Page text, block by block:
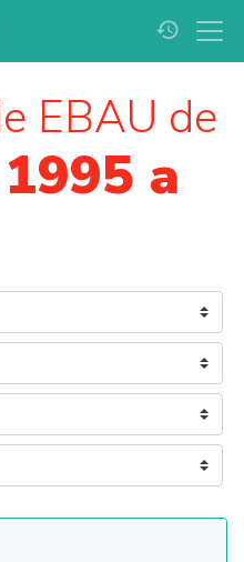
history
EBAU de
1995 a